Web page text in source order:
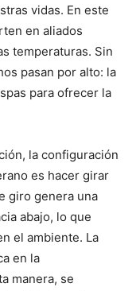
vidas. En este
en aliados
temperaturas. Sin
pasan por alto: la
para ofrecer la
la configuración
es hacer girar
giro genera una
abajo, lo que
el ambiente. La
en la
manera, se